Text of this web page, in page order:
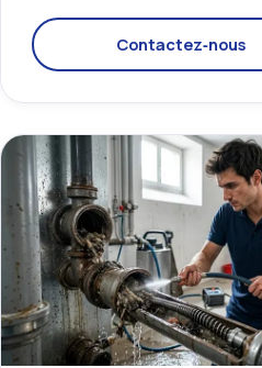
Contactez‑nous